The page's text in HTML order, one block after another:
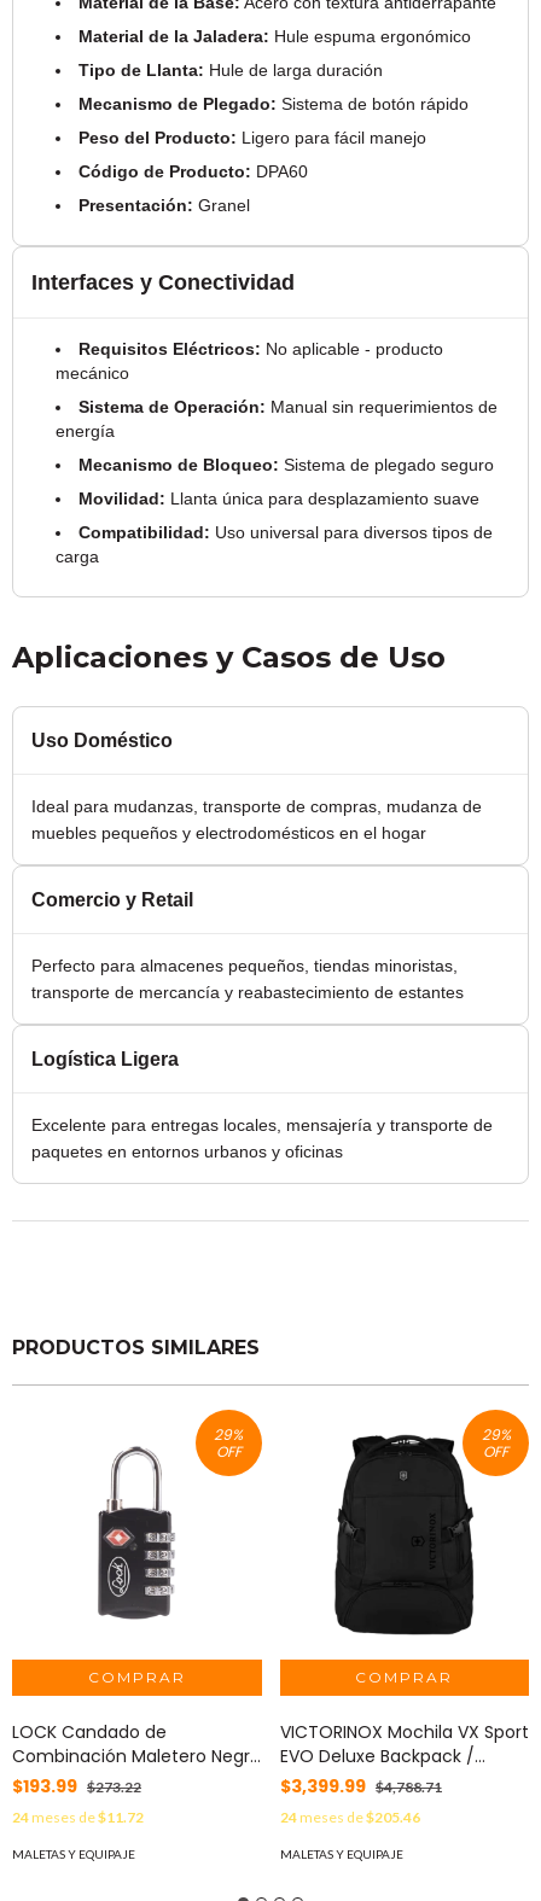
Material de la Jaladera: Hule espuma ergonómico
Tipo de Llanta: Hule de larga duración
Mecanismo de Plegado: Sistema de botón rápido
Peso del Producto: Ligero para fácil manejo
Código de Producto: DPA60
Presentación: Granel
Interfaces y Conectividad
Requisitos Eléctricos: No aplicable - producto
mecánico
Sistema de Operación: Manual sin requerimientos de
energía
Mecanismo de Bloqueo: Sistema de plegado seguro
Movilidad: Llanta única para desplazamiento suave
Compatibilidad: Uso universal para diversos tipos de
carga
Aplicaciones y Casos de Uso
Uso Doméstico
Ideal para mudanzas, transporte de compras, mudanza de
muebles pequeños y electrodomésticos en el hogar
Comercio y Retail
Perfecto para almacenes pequeños, tiendas minoristas,
transporte de mercancía y reabastecimiento de estantes
Logística Ligera
Excelente para entregas locales, mensajería y transporte de
paquetes en entornos urbanos y oficinas
PRODUCTOS SIMILARES
29%
OFF
LOCK Candado de
Combinación Maletero Negro
TSA / Medida 30 mm/ / Nivel
Programables. MOD: SYS-
54CA
$193.99 $273.22
24meses de$11.72
MALETAS Y EQUIPAJE
29%
OFF
VICTORINOX Mochila VX Sport
EVO Deluxe Backpack /
Fabricada en Poliéster Rojo.
$3,399.99 $4,788.71
24meses de$205.46
MALETAS Y EQUIPAJE